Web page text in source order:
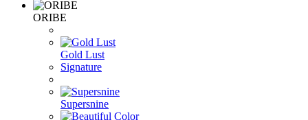
ORIBE
Gold Lust
Signature
Supersnine